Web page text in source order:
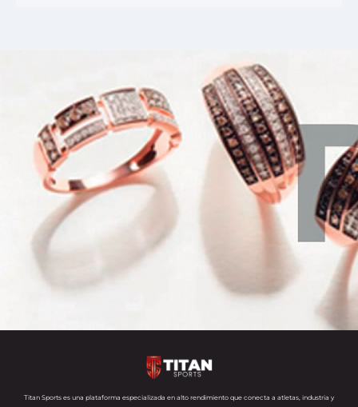
Titan Sports es una plataforma especializada en alto rendimiento que conecta a atletas, industria y